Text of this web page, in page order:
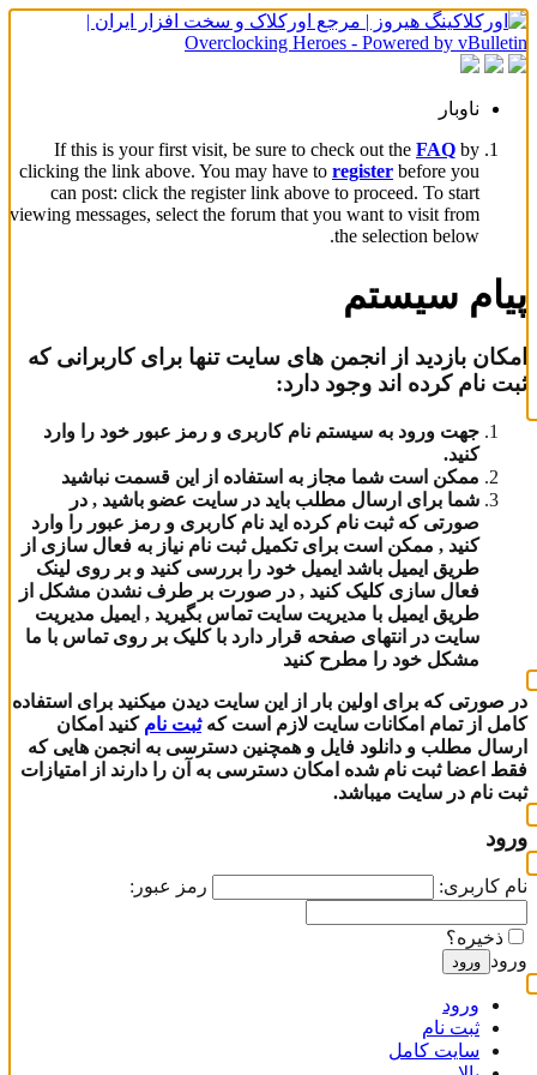
ناوبار
If this is your first visit, be sure to check out the FAQ by
clicking the link above. You may have to register before you
can post: click the register link above to proceed. To start
viewing messages, select the forum that you want to visit from
the selection below.
پیام سیستم
امکان بازدید از انجمن های سایت تنها برای کاربرانی که
ثبت نام کرده اند وجود دارد:
جهت ورود به سیستم نام کاربری و رمز عبور خود را وارد
کنید.
ممکن است شما مجاز به استفاده از این قسمت نباشید
شما برای ارسال مطلب باید در سایت عضو باشید , در
صورتی که ثبت نام کرده اید نام کاربری و رمز عبور را وارد
کنید , ممکن است برای تکمیل ثبت نام نیاز به فعال سازی از
طریق ایمیل باشد ایمیل خود را بررسی کنید و بر روی لینک
فعال سازی کلیک کنید , در صورت بر طرف نشدن مشکل از
طریق ایمیل با مدیریت سایت تماس بگیرید , ایمیل مدیریت
سایت در انتهای صفحه قرار دارد با کلیک بر روی تماس با ما
مشکل خود را مطرح کنید
در صورتی که برای اولین بار از این سایت دیدن میکنید برای استفاده
کامل از تمام امکانات سایت لازم است کهثبت نام کنید امکان
ارسال مطلب و دانلود فایل و همچنین دسترسی به انجمن هایی که
فقط اعضا ثبت نام شده امکان دسترسی به آن را دارند از امتیازات
ثبت نام در سایت میباشد.
ورود
نام کاربری: رمز عبور:
ذخیره؟
ورود ورود
ورود
ثبت نام
سایت کامل